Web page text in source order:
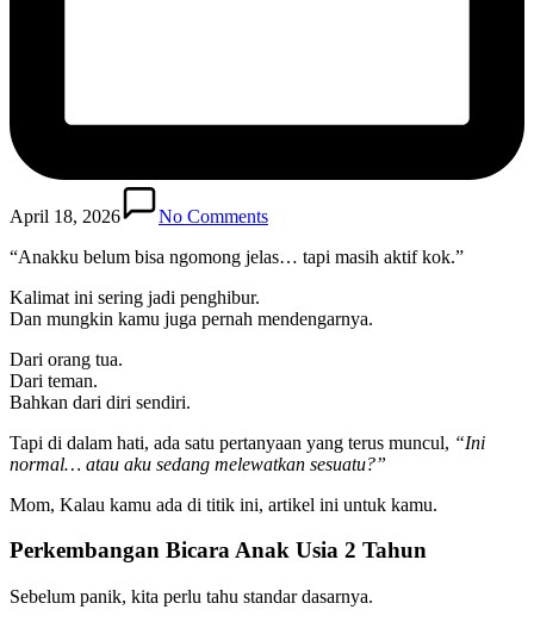
April 18, 2026
No Comments
“Anakku belum bisa ngomong jelas… tapi masih aktif kok.”
Kalimat ini sering jadi penghibur.
Dan mungkin kamu juga pernah mendengarnya.
Dari orang tua.
Dari teman.
Bahkan dari diri sendiri.
Tapi di dalam hati, ada satu pertanyaan yang terus muncul, “Ini
normal… atau aku sedang melewatkan sesuatu?”
Mom, Kalau kamu ada di titik ini, artikel ini untuk kamu.
Perkembangan Bicara Anak Usia 2 Tahun
Sebelum panik, kita perlu tahu standar dasarnya.